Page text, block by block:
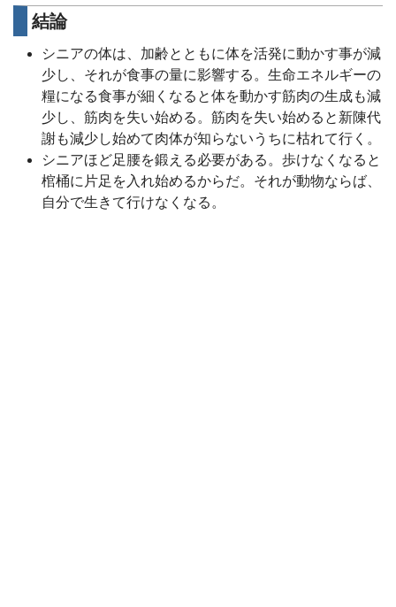
結論
シニアの体は、加齢とともに体を活発に動かす事が減
少し、それが食事の量に影響する。生命エネルギーの
糧になる食事が細くなると体を動かす筋肉の生成も減
少し、筋肉を失い始める。筋肉を失い始めると新陳代
謝も減少し始めて肉体が知らないうちに枯れて行く。
シニアほど足腰を鍛える必要がある。歩けなくなると
棺桶に片足を入れ始めるからだ。それが動物ならば、
自分で生きて行けなくなる。